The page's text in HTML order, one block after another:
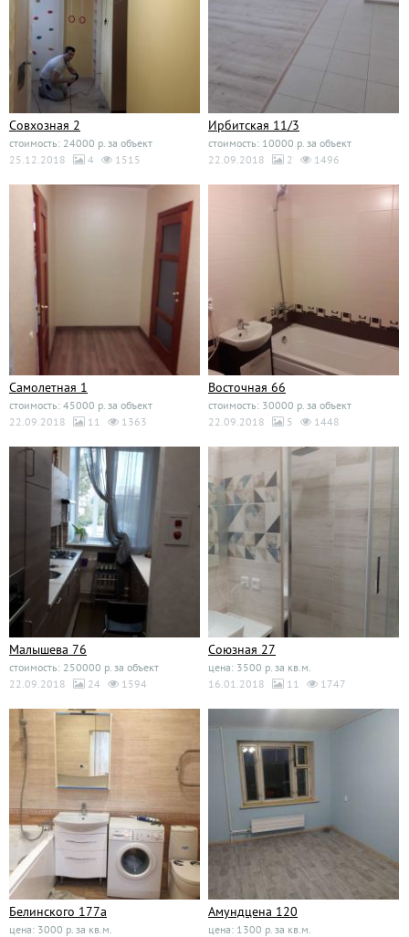
Совхозная 2
стоимость: 24000 р. за объект
25.12.2018
4 1515
Ирбитская 11/3
стоимость: 10000 р. за объект
22.09.2018
2 1496
Самолетная 1
стоимость: 45000 р. за объект
22.09.2018
11 1363
Восточная 66
стоимость: 30000 р. за объект
22.09.2018
5 1448
Малышева 76
стоимость: 250000 р. за объект
22.09.2018
24 1594
Союзная 27
цена: 3500 р. за кв.м.
16.01.2018
11 1747
Белинского 177а
цена: 3000 р. за кв.м.
Амундцена 120
цена: 1300 р. за кв.м.